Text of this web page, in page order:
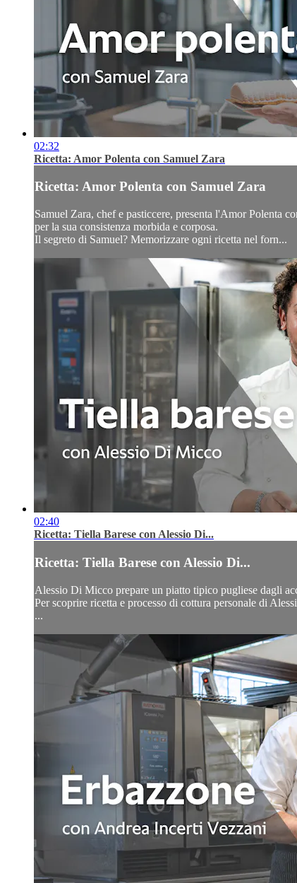
02:32
Ricetta: Amor Polenta con Samuel Zara
Ricetta: Amor Polenta con Samuel Zara
Samuel Zara, chef e pasticcere, presenta l'Amor Polenta
per la sua consistenza morbida e corposa.
Il segreto di Samuel? Memorizzare ogni ricetta nel forn...
02:40
Ricetta: Tiella Barese con Alessio Di...
Ricetta: Tiella Barese con Alessio Di...
Alessio Di Micco prepare un piatto tipico pugliese dagli
Per scoprire ricetta e processo di cottura personale di
...